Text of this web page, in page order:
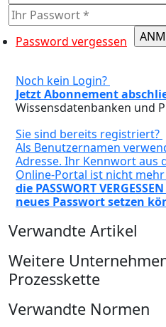
Password vergessen
Noch kein Login?
Jetzt Abonnement
Wissensdatenbanken und
Sie sind bereits registriert?
Als Benutzernamen
Adresse. Ihr Kennwort aus
Online-Portal ist nicht
die PASSWORT
neues Passwort setzen
Verwandte Artikel
Weitere
Prozesskette
Verwandte Normen